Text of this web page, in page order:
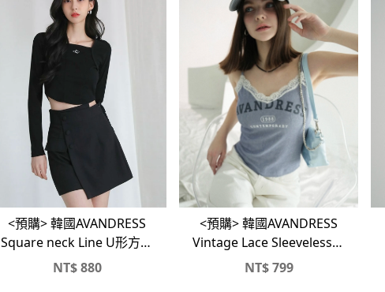
<預購> 韓國AVANDRESS
Square neck Line U形方領
修身短版長Ｔ
NT$880
<預購> 韓國AVANDRESS
Vintage Lace Sleeveless細
肩背心
NT$799